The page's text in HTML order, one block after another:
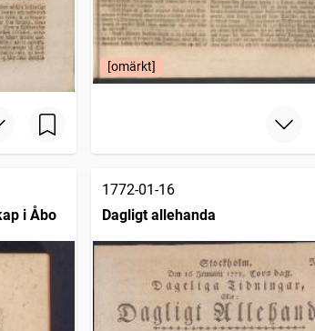
[omärkt]
i Åbo
1772-01-16
Dagligt allehanda